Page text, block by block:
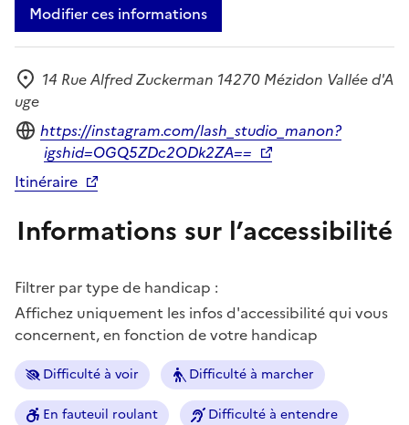
Modifier ces informations
Adresse
14 Rue Alfred Zuckerman 14270 Mézidon Vallée d'A
uge
Site internet
https://instagram.com/lash_studio_manon?
igshid=OGQ5ZDc2ODk2ZA==
Itinéraire
Informations sur l’accessibilité
Filtrer par type de handicap :
Affichez uniquement les infos d'accessibilité qui vous
concernent, en fonction de votre handicap
Difficulté à voir Difficulté à marcher
En fauteuil roulant Difficulté à entendre